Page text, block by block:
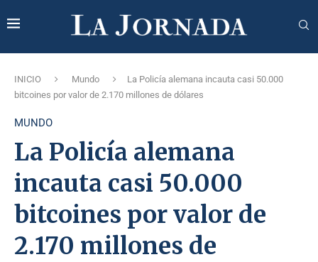
INICIO Mundo
La Policía alemana incauta casi 50.000
bitcoines por valor de 2.170 millones de dólares
MUNDO
La Policía alemana
incauta casi 50.000
bitcoines por valor de
2.170 millones de